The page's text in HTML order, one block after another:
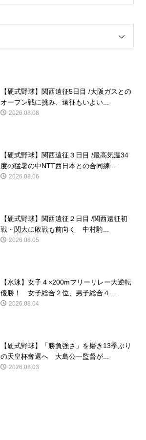
【硬式野球】関西遠征5日目 /大阪ガスとの
オープン戦に挑み、遠征もいよい...
2026.08.08
【硬式野球】関西遠征３日目 /最高気温34
度の猛暑の中NTT西日本との合同練...
2026.08.06
【硬式野球】関西遠征２日目 /関西遠征初
戦・関大に敗戦も前向く 中村騎...
2026.08.05
【水泳】女子４×200mフリーリレー大逆転
優勝！ 女子総合２位、男子総合４...
2026.08.04
【硬式野球】「勝負強さ」を磨き13季ぶり
の天皇杯奪還へ 大島公一監督が...
2026.08.03